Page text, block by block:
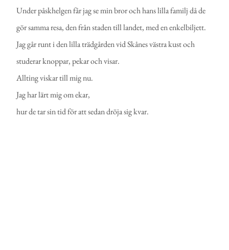
Under påskhelgen får jag se min bror och hans lilla familj då de
gör samma resa, den från staden till landet, med en enkelbiljett.
Jag går runt i den lilla trädgården vid Skånes västra kust och
studerar knoppar, pekar och visar.
Allting viskar till mig nu.
Jag har lärt mig om ekar,
hur de tar sin tid för att sedan dröja sig kvar.